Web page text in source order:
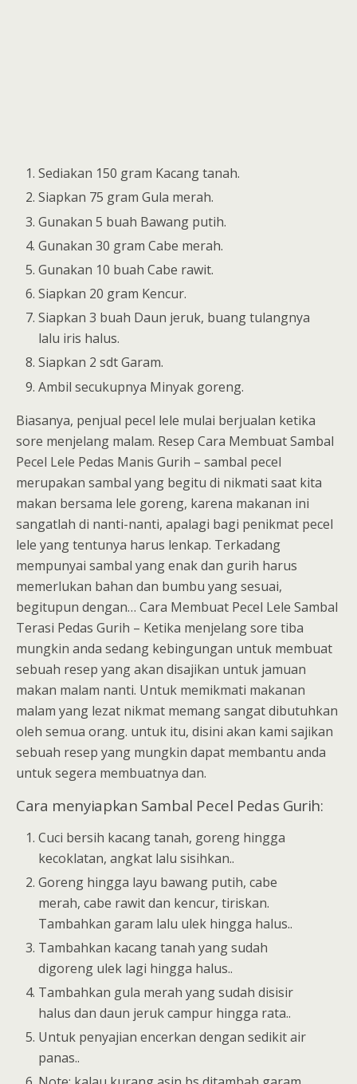
Sediakan 150 gram Kacang tanah.
Siapkan 75 gram Gula merah.
Gunakan 5 buah Bawang putih.
Gunakan 30 gram Cabe merah.
Gunakan 10 buah Cabe rawit.
Siapkan 20 gram Kencur.
Siapkan 3 buah Daun jeruk, buang tulangnya
lalu iris halus.
Siapkan 2 sdt Garam.
Ambil secukupnya Minyak goreng.
Biasanya, penjual pecel lele mulai berjualan ketika
sore menjelang malam. Resep Cara Membuat Sambal
Pecel Lele Pedas Manis Gurih – sambal pecel
merupakan sambal yang begitu di nikmati saat kita
makan bersama lele goreng, karena makanan ini
sangatlah di nanti-nanti, apalagi bagi penikmat pecel
lele yang tentunya harus lenkap. Terkadang
mempunyai sambal yang enak dan gurih harus
memerlukan bahan dan bumbu yang sesuai,
begitupun dengan… Cara Membuat Pecel Lele Sambal
Terasi Pedas Gurih – Ketika menjelang sore tiba
mungkin anda sedang kebingungan untuk membuat
sebuah resep yang akan disajikan untuk jamuan
makan malam nanti. Untuk memikmati makanan
malam yang lezat nikmat memang sangat dibutuhkan
oleh semua orang. untuk itu, disini akan kami sajikan
sebuah resep yang mungkin dapat membantu anda
untuk segera membuatnya dan.
Cara menyiapkan Sambal Pecel Pedas Gurih:
Cuci bersih kacang tanah, goreng hingga
kecoklatan, angkat lalu sisihkan..
Goreng hingga layu bawang putih, cabe
merah, cabe rawit dan kencur, tiriskan.
Tambahkan garam lalu ulek hingga halus..
Tambahkan kacang tanah yang sudah
digoreng ulek lagi hingga halus..
Tambahkan gula merah yang sudah disisir
halus dan daun jeruk campur hingga rata..
Untuk penyajian encerkan dengan sedikit air
panas..